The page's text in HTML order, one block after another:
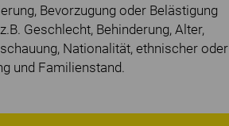
Bevorzugung oder Belästigung
Geschlecht, Behinderung, Alter,
Nationalität, ethnischer oder
und Familienstand.